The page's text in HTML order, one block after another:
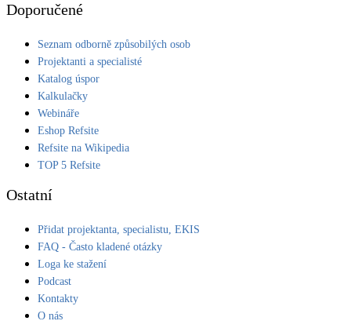
Doporučené
Seznam odborně způsobilých osob
Projektanti a specialisté
Katalog úspor
Kalkulačky
Webináře
Eshop Refsite
Refsite na Wikipedia
TOP 5 Refsite
Ostatní
Přidat projektanta, specialistu, EKIS
FAQ - Často kladené otázky
Loga ke stažení
Podcast
Kontakty
O nás